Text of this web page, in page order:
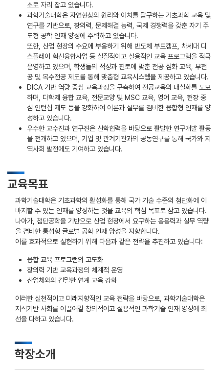
소로 자리 잡고 있습니다.
과학기술대학은 자연현상의 원리와 이치를 탐구하는 기초과학 교육 및
연구를 기반으로, 창의력, 문제해결 능력, 국제 경쟁력을 갖춘 자기 주
도형 공학 인재 양성에 주력하고 있습니다.
또한, 산업 현장의 수요에 부응하기 위해 반도체 부트캠프, 차세대 디
스플레이 혁신융합사업 등 실질적이고 실용적인 교육 프로그램을 적극
운영하고 있으며, 학생들의 적성과 진로에 맞춘 전공 심화 교육, 부전
공 및 복수전공 제도를 통해 맞춤형 교육시스템을 제공하고 있습니다.
DICA 기반 역량 중심 교육과정을 구축하여 전공교육의 내실화를 도모
하며, 다학제 융합 교육, 전문교양 및 MSC 교육, 영어 교육, 현장 중
심 인턴십 제도 등을 강화하여 이론과 실무를 겸비한 융합형 인재를 양
성하고 있습니다.
우수한 교수진과 연구진은 산학협력을 바탕으로 활발한 연구개발 활동
을 전개하고 있으며, 기업 및 관계기관과의 공동연구를 통해 국가와 지
역사회 발전에도 기여하고 있습니다.
교육목표
과학기술대학은 기초과학의 활성화를 통해 국가 기술 수준의 첨단화에 이
바지할 수 있는 인재를 양성하는 것을 교육의 핵심 목표로 삼고 있습니다.
나아가, 첨단공학을 기반으로 산업 현장에서 요구하는 응용력과 실무 역량
을 겸비한 통섭형 글로벌 공학 인재 양성을 지향합니다.
이를 효과적으로 실현하기 위해 다음과 같은 전략을 추진하고 있습니다:
융합 교육 프로그램의 고도화
창의력 기반 교육과정의 체계적 운영
산업체와의 긴밀한 연계 교육 강화
이러한 실천적이고 미래지향적인 교육 전략을 바탕으로, 과학기술대학은
지식기반 사회를 이끌어갈 창의적이고 실용적인 과학기술 인재 양성에 최
선을 다하고 있습니다.
학장소개